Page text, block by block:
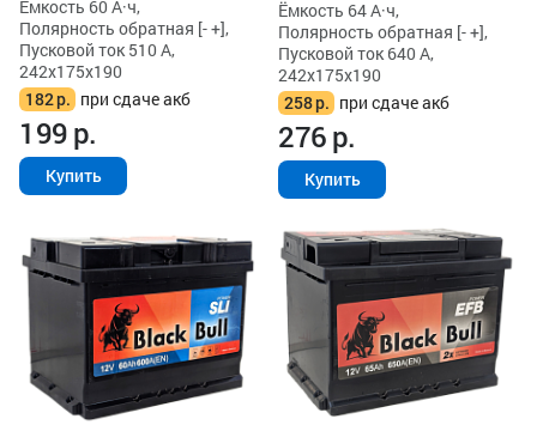
Ёмкость 60 А·ч,
Полярность обратная [- +],
Пусковой ток 510 А,
242x175x190
182р. при сдаче акб
199р.
Купить
Ёмкость 64 А·ч,
Полярность обратная [- +],
Пусковой ток 640 А,
242x175x190
258р. при сдаче акб
276р.
Купить